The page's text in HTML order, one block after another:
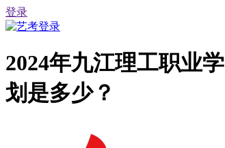
登录
2024年九江理工职业
划是多少？